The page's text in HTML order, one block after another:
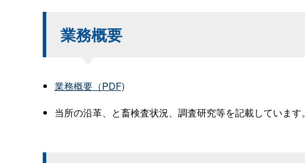
業務概要
業務概要（PDF)
当所の沿革、と畜検査状況、調査研究等を記載しています。